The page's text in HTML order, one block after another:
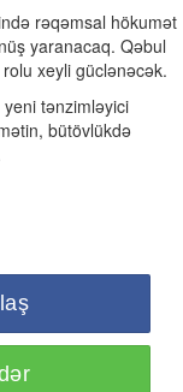
rəqəmsal hökumət
yaranacaq. Qəbul
xeyli güclənəcək.
tənzimləyici
bütövlükdə